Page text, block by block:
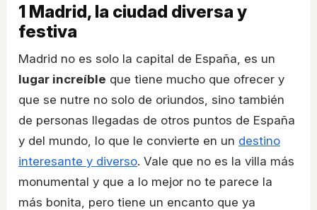
1 Madrid, la ciudad diversa y
festiva
Madrid no es solo la capital de España, es un
lugar increíble que tiene mucho que ofrecer y
que se nutre no solo de oriundos, sino también
de personas llegadas de otros puntos de España
y del mundo, lo que le convierte en un destino
interesante y diverso. Vale que no es la villa más
monumental y que a lo mejor no te parece la
más bonita, pero tiene un encanto que ya